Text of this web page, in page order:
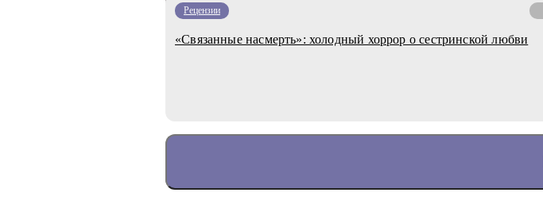
Рецензии
«Связанные насмерть»: холодный хоррор о сестринской любви